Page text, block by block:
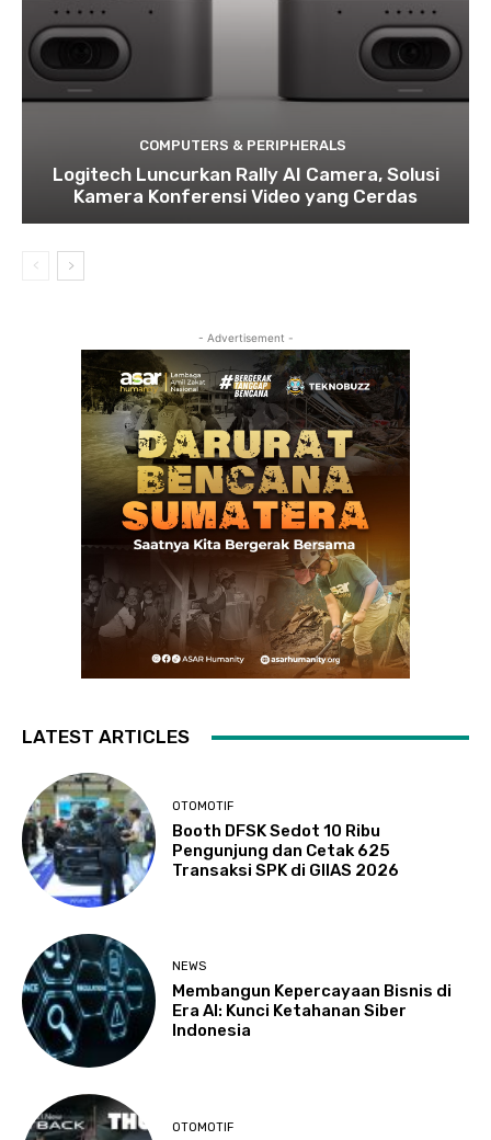
COMPUTERS & PERIPHERALS
Logitech Luncurkan Rally AI Camera, Solusi
Kamera Konferensi Video yang Cerdas
- Advertisement -
LATEST ARTICLES
OTOMOTIF
Booth DFSK Sedot 10 Ribu
Pengunjung dan Cetak 625
Transaksi SPK di GIIAS 2026
NEWS
Membangun Kepercayaan Bisnis di
Era AI: Kunci Ketahanan Siber
Indonesia
OTOMOTIF